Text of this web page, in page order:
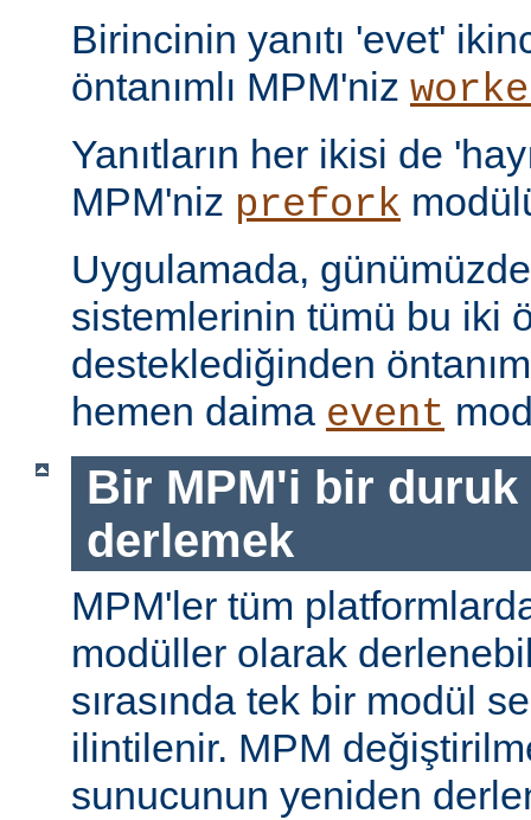
Birincinin yanıtı 'evet'
öntanımlı MPM'niz
Yanıtların her ikisi de
MPM'niz prefork
Uygulamada,
sistemlerinin tümü bu iki
desteklediğinden
hemen daima event
Bir MPM'i bir
derlemek
MPM'ler tüm
modüller olarak
sırasında tek bir modül
ilintilenir. MPM
sunucunun yeniden